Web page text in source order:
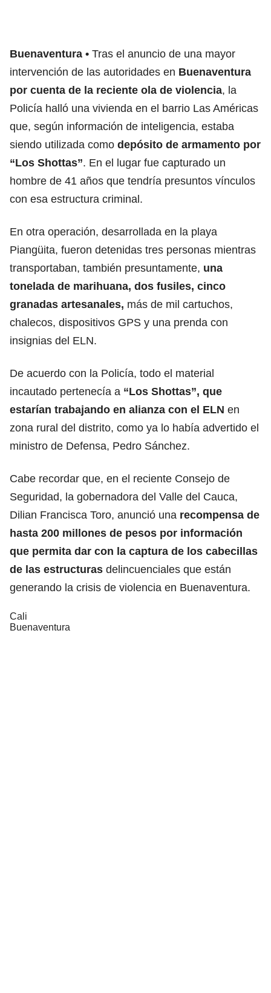
Buenaventura
Tras el anuncio de una mayor
intervención de las autoridades en Buenaventura
por cuenta de la reciente ola de violencia, la
Policía halló una vivienda en el barrio Las Américas
que, según información de inteligencia, estaba
siendo utilizada como depósito de armamento por
“Los Shottas”. En el lugar fue capturado un
hombre de 41 años que tendría presuntos vínculos
con esa estructura criminal.
En otra operación, desarrollada en la playa
Piangüita, fueron detenidas tres personas mientras
transportaban, también presuntamente, una
tonelada de marihuana, dos fusiles, cinco
granadas artesanales, más de mil cartuchos,
chalecos, dispositivos GPS y una prenda con
insignias del ELN.
De acuerdo con la Policía, todo el material
incautado pertenecía a “Los Shottas”, que
estarían trabajando en alianza con el ELN en
zona rural del distrito, como ya lo había advertido el
ministro de Defensa, Pedro Sánchez.
Cabe recordar que, en el reciente Consejo de
Seguridad, la gobernadora del Valle del Cauca,
Dilian Francisca Toro, anunció una recompensa de
hasta 200 millones de pesos por información
que permita dar con la captura de los cabecillas
de las estructuras delincuenciales que están
generando la crisis de violencia en Buenaventura.
Cali
Buenaventura